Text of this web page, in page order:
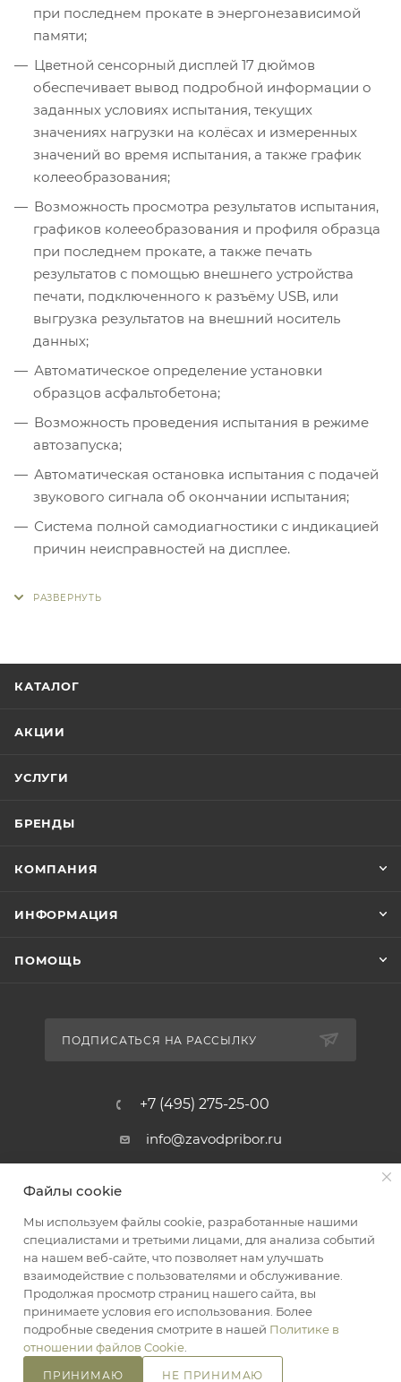
при последнем прокате в энергонезависимой
памяти;
Цветной сенсорный дисплей 17 дюймов
обеспечивает вывод подробной информации о
заданных условиях испытания, текущих
значениях нагрузки на колёсах и измеренных
значений во время испытания, а также график
колееобразования;
Возможность просмотра результатов испытания,
графиков колееобразования и профиля образца
при последнем прокате, а также печать
результатов с помощью внешнего устройства
печати, подключенного к разъёму USB, или
выгрузка результатов на внешний носитель
данных;
Автоматическое определение установки
образцов асфальтобетона;
Возможность проведения испытания в режиме
автозапуска;
Автоматическая остановка испытания с подачей
звукового сигнала об окончании испытания;
Система полной самодиагностики с индикацией
причин неисправностей на дисплее.
КАТАЛОГ
АКЦИИ
УСЛУГИ
БРЕНДЫ
КОМПАНИЯ
ИНФОРМАЦИЯ
ПОМОЩЬ
ПОДПИСАТЬСЯ НА РАССЫЛКУ
+7 (495) 275-25-00
info@zavodpribor.ru
2016-2026 © ЗаводПрибор - Измерительные приборы
Оферта
Конфиденциальность
Файлы cookie
Мы используем файлы cookie, разработанные нашими
специалистами и третьими лицами, для анализа событий
на нашем веб-сайте, что позволяет нам улучшать
взаимодействие с пользователями и обслуживание.
Продолжая просмотр страниц нашего сайта, вы
принимаете условия его использования. Более
подробные сведения смотрите в нашей Политике в
отношении файлов Cookie
ПРИНИМАЮ НЕ ПРИНИМАЮ